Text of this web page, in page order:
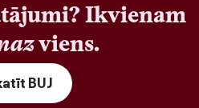
Ikvienam
viens.
BUJ